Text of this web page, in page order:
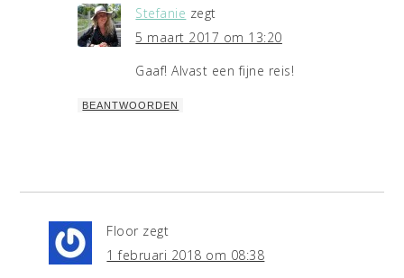
Stefanie zegt
5 maart 2017 om 13:20
Gaaf! Alvast een fijne reis!
BEANTWOORDEN
Floor zegt
1 februari 2018 om 08:38